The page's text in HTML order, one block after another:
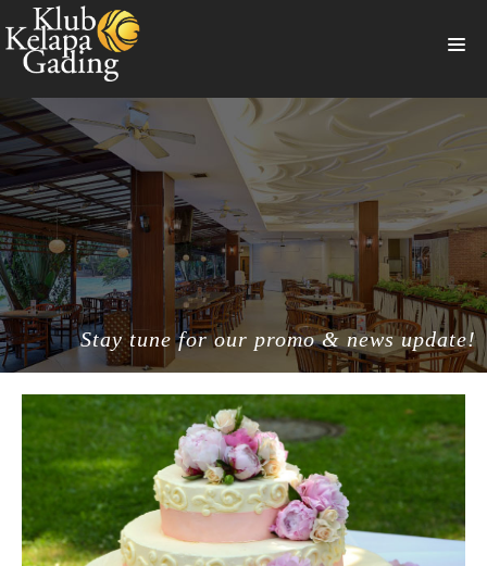
HOME
MEMBERSHIP
BANQUET
RESTAURANT
THE CLUB
PROMO
NEWS
BOOKING
SUMMERVILLE
CONTACT
Stay tune for our promo & news update!